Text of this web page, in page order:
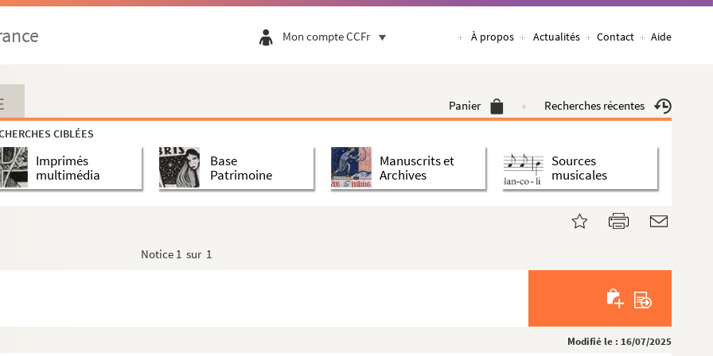
Mon compte CCFr À propos Actualités Contact Aide
Panier Recherches récentes
CIBLÉES
Imprimés
multimédia
Base
Patrimoine
Manuscrits et
Archives
Sources
musicales
Notice 1 sur 1
Modifié le : 16/07/2025
aux félibres
Cucugnan". Conférence faite au Nouveau Cercle I...